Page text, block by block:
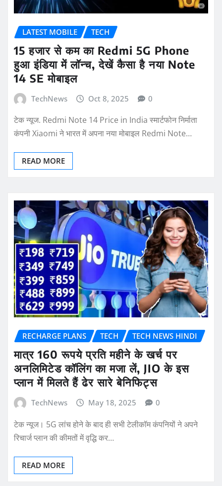
LATEST MOBILE TECH
15 हजार से कम का Redmi 5G Phone
हुआ इंडिया में लॉन्च, देखें कैसा है नया Note
14 SE मोबाइल
TechNews Oct 8, 2025 0
टेक न्यूज. Redmi Note 14 Price in India स्मार्टफोन निर्माता
कंपनी Xiaomi ने भारत में अपना नया मोबाइल Redmi Note…
READ MORE
RECHARGE PLANS TECH TECH NEWS HINDI
मात्र 160 रूपये प्रति महीने के खर्च पर
अनलिमिटेड कॉलिंग का मजा लें, JIO के इस
प्लान में मिलते हैं ढेर सारे बेनिफिट्स
TechNews May 18, 2025 0
टेक न्यूज। 5G लांच होने के बाद ही सभी टेलीकॉम कंपनियों ने अपने
रिचार्ज प्लान की कीमतों में वृद्धि कर…
READ MORE